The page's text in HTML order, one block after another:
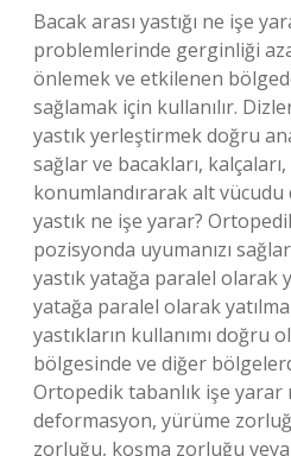
Bacak arası yastığı ne işe
problemlerinde gerginliği
önlemek ve etkilenen
sağlamak için kullanılır.
yastık yerleştirmek doğru
sağlar ve bacakları,
konumlandırarak alt
yastık ne işe yarar?
pozisyonda uyumanızı
yastık yatağa paralel olarak
yatağa paralel olarak
yastıkların kullanımı doğru
bölgesinde ve diğer
Ortopedik tabanlık işe yarar
deformasyon, yürüme
zorluğu, koşma zorluğu